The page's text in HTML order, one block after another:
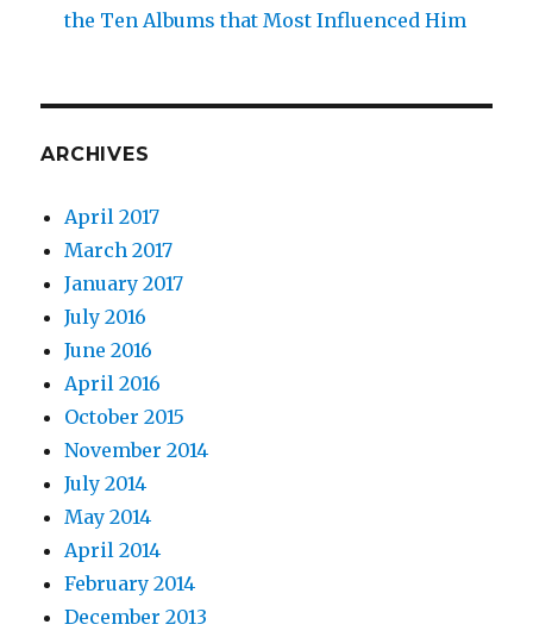
the Ten Albums that Most Influenced Him
ARCHIVES
April 2017
March 2017
January 2017
July 2016
June 2016
April 2016
October 2015
November 2014
July 2014
May 2014
April 2014
February 2014
December 2013